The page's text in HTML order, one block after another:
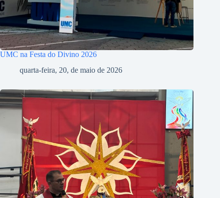
UMC na Festa do Divino 2026
quarta-feira, 20, de maio de 2026